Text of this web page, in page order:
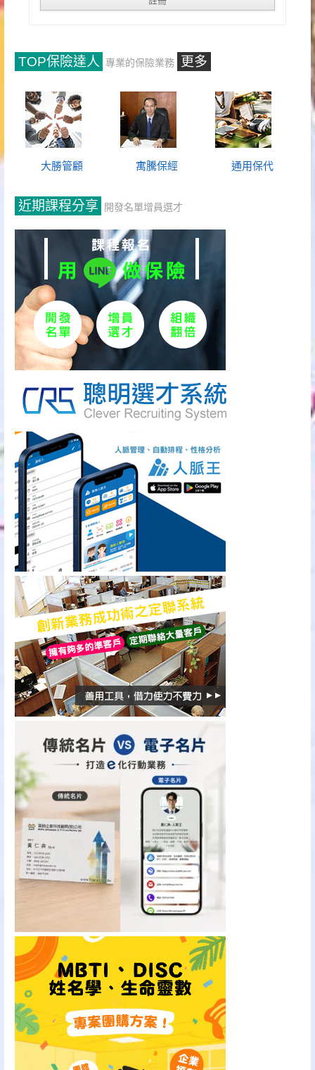
TOP保險達人 專業的保險業務 更多
大勝管顧 寓騰保經 通用保代
近期課程分享 開發名單增員選才